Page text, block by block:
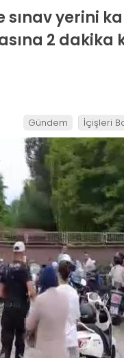
sınav yerini
2
Gündem İçişleri